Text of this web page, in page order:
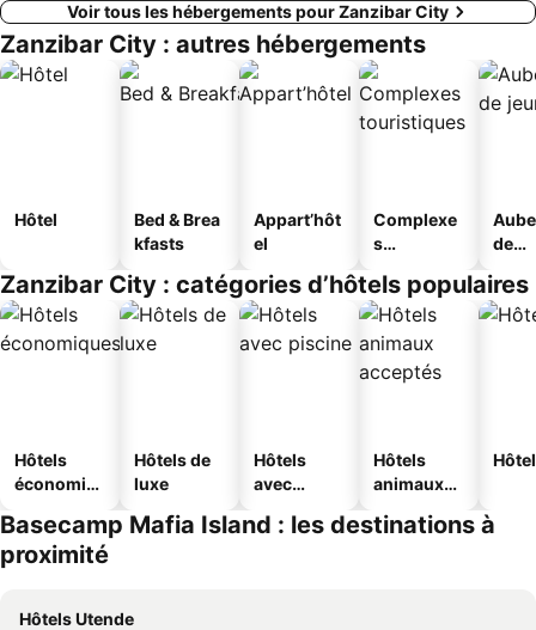
Voir tous les hébergements pour Zanzibar City
Zanzibar City : autres hébergements
Hôtel
Bed & Brea
kfasts
Appart’hôt
el
Complexe
s
s
de
Zanzibar City : catégories d’hôtels populaires
Hôtels
économiq
Hôtels de
luxe
Hôtels
avec
Hôtels
animaux
Basecamp Mafia Island : les destinations à
proximité
Hôtels Utende